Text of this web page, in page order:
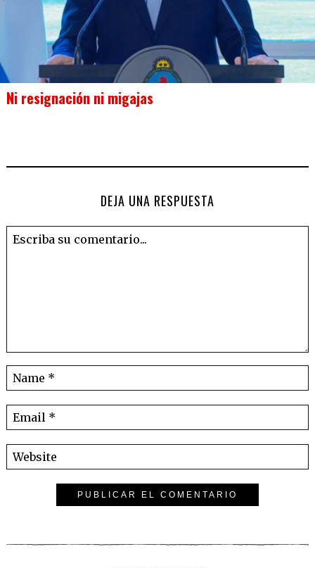
Ni resignación ni migajas
DEJA UNA RESPUESTA